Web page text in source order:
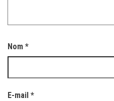
Nom *
E-mail *